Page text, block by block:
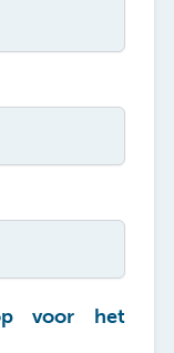
voor het